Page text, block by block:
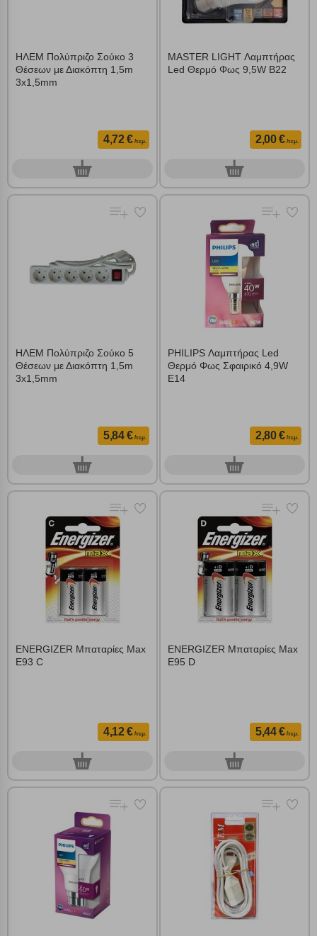
ΗΛΕΜ Πολύπριζο Σούκο 3
Θέσεων με Διακόπτη 1,5m
3x1,5mm
4,72 € /τεμ.
0τεμ.
MASTER LIGHT Λαμπτήρας
Led Θερμό Φως 9,5W B22
2,00 € /τεμ.
0τεμ.
ΗΛΕΜ Πολύπριζο Σούκο 5
Θέσεων με Διακόπτη 1,5m
3x1,5mm
5,84 € /τεμ.
0τεμ.
PHILIPS Λαμπτήρας Led
Θερμό Φως Σφαιρικό 4,9W
E14
2,80 € /τεμ.
0τεμ.
ENERGIZER Μπαταρίες Max
E93 C
4,12 € /τεμ.
0τεμ.
ENERGIZER Μπαταρίες Max
E95 D
5,44 € /τεμ.
0τεμ.